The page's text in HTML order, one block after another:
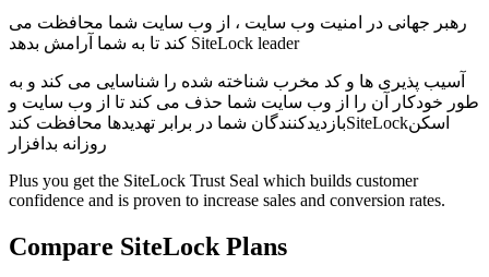
رهبر جهانی در امنیت وب سایت ، از وب سایت شما محافظت می
کند تا به شما آرامش بدهد SiteLock leader
آسیب پذیری ها و کد مخرب شناخته شده را شناسایی می کند و به
طور خودکار آن را از وب سایت شما حذف می کند تا از وب سایت و
بازدیدکنندگان شما در برابر تهدیدها محافظت کندSiteLockاسکن
روزانه بدافزار
Plus you get the SiteLock Trust Seal which builds customer
confidence and is proven to increase sales and conversion rates.
Compare SiteLock Plans